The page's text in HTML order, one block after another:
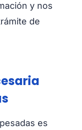
y nos
de
es